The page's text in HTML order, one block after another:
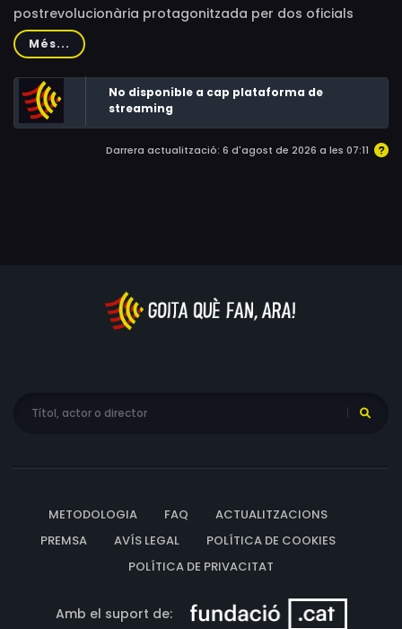
postrevolucionària protagonitzada per dos oficials
ineptes als quals han encarregat civilitzar una zona
conquerida, incrementa progressivament les situacions
absurdes fins a assolir una sensació d’estranyesa total
en l’espectador.
Més...
No disponible a cap plataforma de
streaming
Darrera actualització: 6 d'agost de 2026 a les 07:11
METODOLOGIA FAQ
ACTUALITZACIONS
PREMSA
AVÍS LEGAL
POLÍTICA DE COOKIES
POLÍTICA DE PRIVACITAT
Amb el suport de: